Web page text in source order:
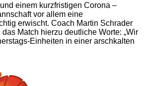
einem kurzfristigen Corona –
vor allem eine
erwischt. Coach Martin Schrader
Match hierzu deutliche Worte: „Wir
Einheiten in einer arschkalten